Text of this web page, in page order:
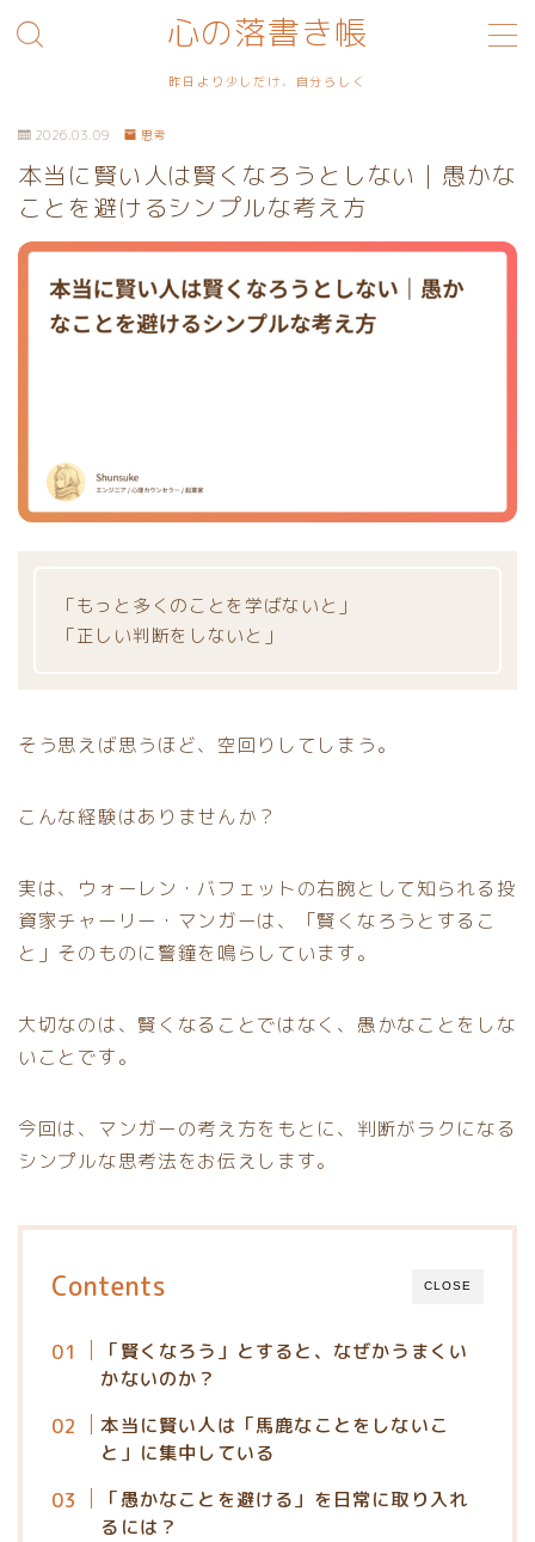
心の落書き帳
昨日より少しだけ、自分らしく
利用規約／特定商取引法に基づく表記
お問い合わせ
2026.03.09 思考
本当に賢い人は賢くなろうとしない｜愚かな
ことを避けるシンプルな考え方
「もっと多くのことを学ばないと」
「正しい判断をしないと」
そう思えば思うほど、空回りしてしまう。
こんな経験はありませんか？
実は、ウォーレン・バフェットの右腕として知られる投
資家チャーリー・マンガーは、「賢くなろうとするこ
と」そのものに警鐘を鳴らしています。
大切なのは、賢くなることではなく、愚かなことをしな
いことです。
今回は、マンガーの考え方をもとに、判断がラクになる
シンプルな思考法をお伝えします。
CLOSE
Contents
「賢くなろう」とすると、なぜかうまくい
かないのか？
本当に賢い人は「馬鹿なことをしないこ
と」に集中している
「愚かなことを避ける」を日常に取り入れ
るには？